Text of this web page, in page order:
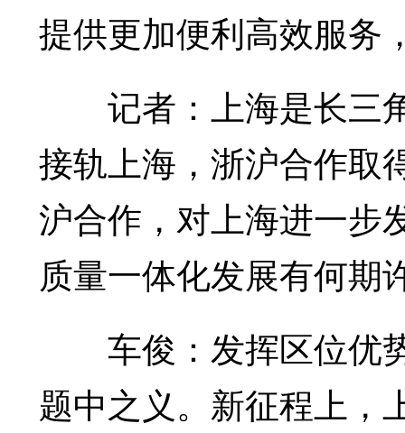
提供更加便利高效服务
记者：上海是长三
接轨上海，浙沪合作取
沪合作，对上海进一步
质量一体化发展有何期
车俊：发挥区位优势
题中之义。新征程上，